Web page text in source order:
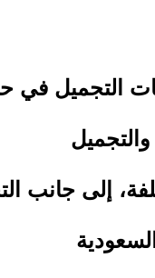
التجميل في
إلى جانب